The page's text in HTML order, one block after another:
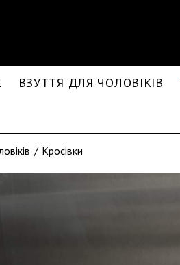
ВЗУТТЯ ДЛЯ ЧОЛОВІКІВ
Кросівки